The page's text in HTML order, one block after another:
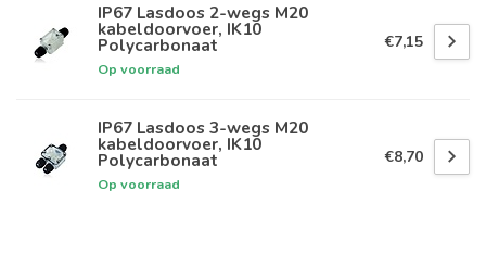
IP67 Lasdoos 2-wegs M20
kabeldoorvoer, IK10
Polycarbonaat
Op voorraad
€7,15
IP67 Lasdoos 3-wegs M20
kabeldoorvoer, IK10
Polycarbonaat
Op voorraad
€8,70